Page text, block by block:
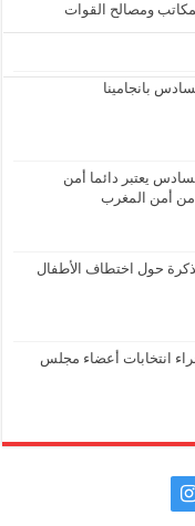
ومصالح القوات
بانجامينا
يعتبر دائما أمن
من أمن المغرب
حول اختطاف الأطفال
يوم 23 شتنبر 2026 لإجراء انتخابات أعضاء مجلس